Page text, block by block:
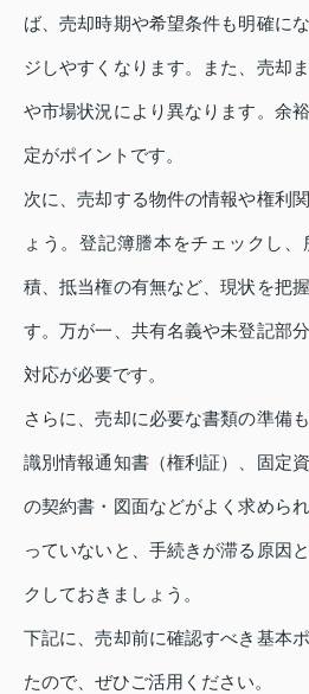
ば、売却時期や希望条件も明確に
ジしやすくなります。また、売却
や市場状況により異なります。余
定がポイントです。
次に、売却する物件の情報や権利
ょう。登記簿謄本をチェックし
積、抵当権の有無など、現状を把
す。万が一、共有名義や未登記部
対応が必要です。
さらに、売却に必要な書類の準備
識別情報通知書（権利証）、固定
の契約書・図面などがよく求めら
っていないと、手続きが滞る原因
クしておきましょう。
下記に、売却前に確認すべき基本
たので、ぜひご活用ください。